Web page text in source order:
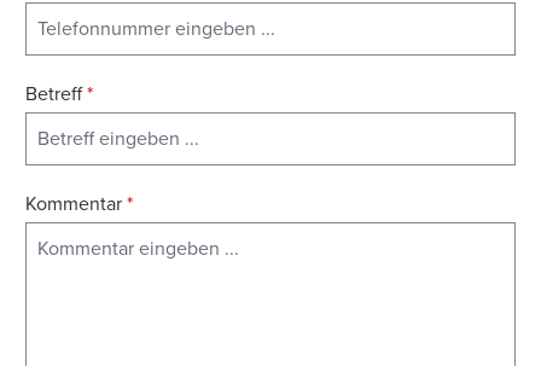
Betreff*
Kommentar*